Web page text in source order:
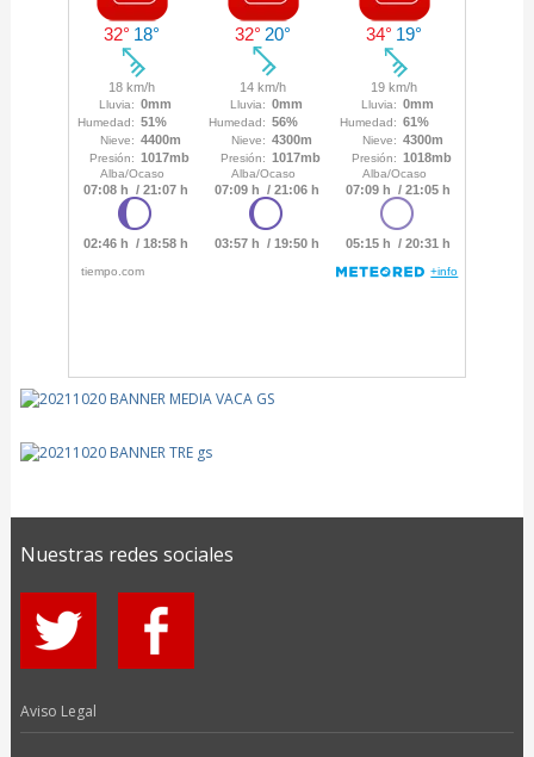
Nuestras redes sociales
Aviso Legal